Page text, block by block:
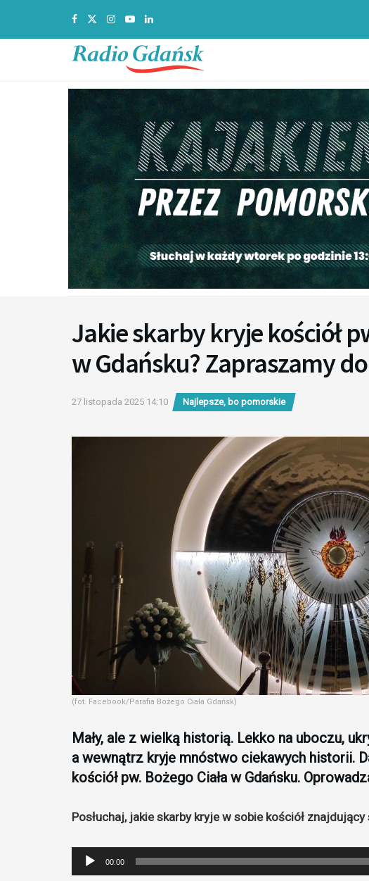
Jakie skarby kryje kościół
w Gdańsku? Zapraszamy
27 listopada 2025 14:10 Najlepsze, bo pomorskie
(fot. Facebook/Parafia Bożego Ciała Gdańsk)
Mały, ale z wielką historią. Lekko na uboczu,
a wewnątrz kryje mnóstwo ciekawych historii.
kościół pw. Bożego Ciała w Gdańsku.
Posłuchaj, jakie skarby kryje w sobie kościół
Odtwarzacz
plików
00:00